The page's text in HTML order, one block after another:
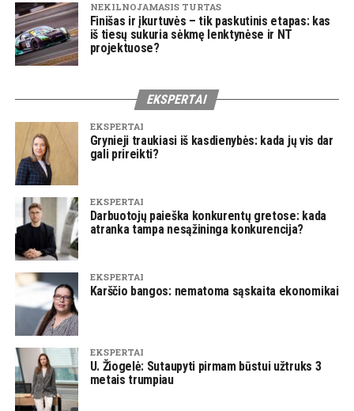
NEKILNOJAMASIS TURTAS
Finišas ir įkurtuvės – tik paskutinis etapas: kas
iš tiesų sukuria sėkmę lenktynėse ir NT
projektuose?
EKSPERTAI
EKSPERTAI
Grynieji traukiasi iš kasdienybės: kada jų vis dar
gali prireikti?
EKSPERTAI
Darbuotojų paieška konkurentų gretose: kada
atranka tampa nesąžininga konkurencija?
EKSPERTAI
Karščio bangos: nematoma sąskaita ekonomikai
EKSPERTAI
U. Žiogelė: Sutaupyti pirmam būstui užtruks 3
metais trumpiau